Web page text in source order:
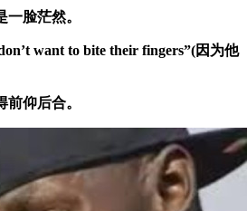
脸茫然。
want to bite their fingers”(因为他
仰后合。